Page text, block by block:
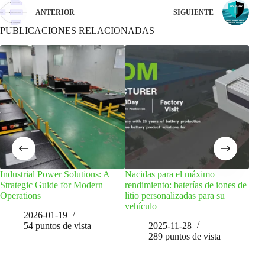
ANTERIOR SIGUIENTE
PUBLICACIONES RELACIONADAS
Industrial Power Solutions: A
Strategic Guide for Modern
Operations
2026-01-19
54 puntos de vista
Nacidas para el máximo
rendimiento: baterías de iones de
litio personalizadas para su
vehículo
2025-11-28
289 puntos de vista